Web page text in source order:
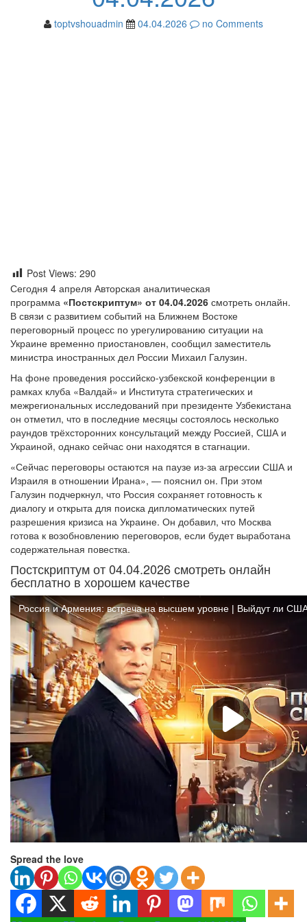
toptvshouadmin 04.04.2026 no Comments
Post Views: 290
Сегодня 4 апреля Авторская аналитическая
программа «Постскриптум» от 04.04.2026 смотреть онлайн.
В связи с развитием событий на Ближнем Востоке
переговорный процесс по урегулированию ситуации на
Украине временно приостановлен, сообщил заместитель
министра иностранных дел России Михаил Галузин.
На фоне проведения российско-узбекской конференции в
рамках клуба «Валдай» и Института стратегических и
межрегиональных исследований при президенте Узбекистана
он отметил, что в последние месяцы состоялось несколько
раундов трёхсторонних консультаций между Россией, США и
Украиной, однако сейчас они находятся в стагнации.
«Сейчас переговоры остаются на паузе из-за агрессии США и
Израиля в отношении Ирана», — пояснил он. При этом
Галузин подчеркнул, что Россия сохраняет готовность к
диалогу и открыта для поиска дипломатических путей
разрешения кризиса на Украине. Он добавил, что Москва
готова к возобновлению переговоров, если будет выработана
содержательная повестка.
Постскриптум от 04.04.2026 смотреть онлайн
бесплатно в хорошем качестве
Spread the love